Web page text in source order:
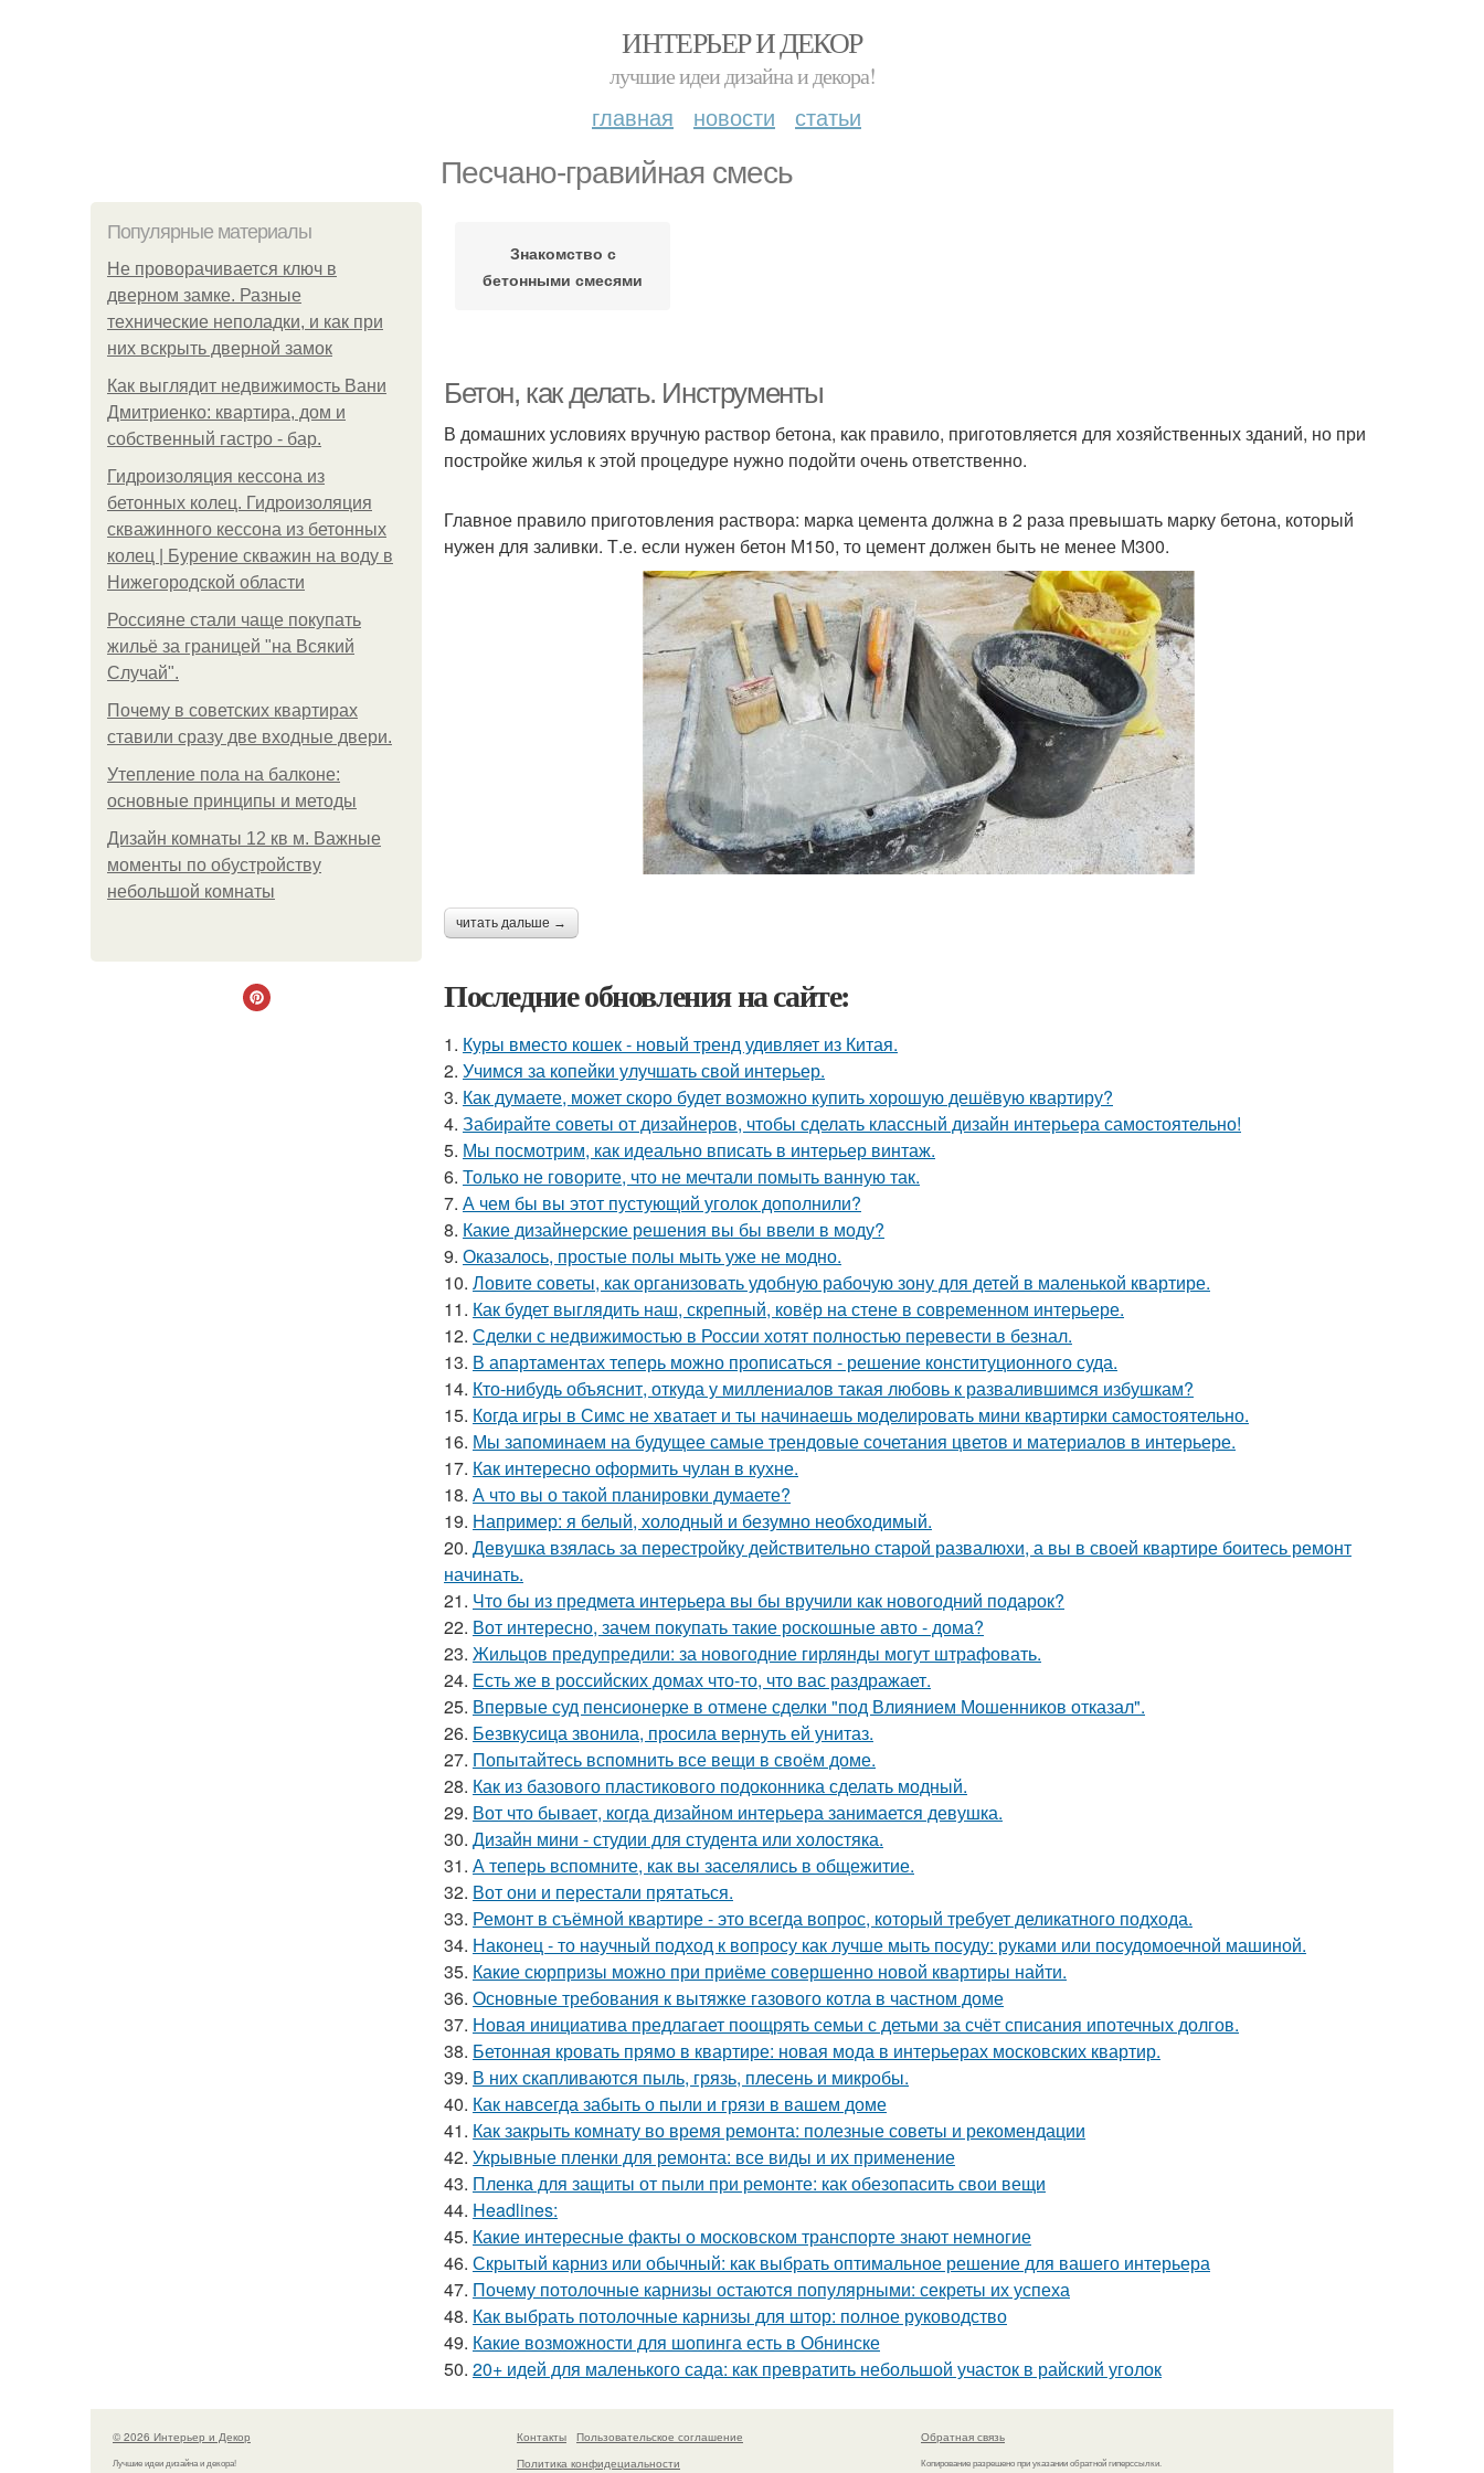
ИНТЕРЬЕР И ДЕКОР
лучшие идеи дизайна и декора!
главная новости статьи
Песчано-гравийная смесь
Популярные материалы
Не проворачивается ключ в
дверном замке. Разные
технические неполадки, и как при
них вскрыть дверной замок
Как выглядит недвижимость Вани
Дмитриенко: квартира, дом и
собственный гастро - бар.
Гидроизоляция кессона из
бетонных колец. Гидроизоляция
скважинного кессона из бетонных
колец | Бурение скважин на воду в
Нижегородской области
Россияне стали чаще покупать
жильё за границей "на Всякий
Случай".
Почему в советских квартирах
ставили сразу две входные двери.
Утепление пола на балконе:
основные принципы и методы
Дизайн комнаты 12 кв м. Важные
моменты по обустройству
небольшой комнаты
Знакомство с
бетонными смесями
Бетон, как делать. Инструменты
В домашних условиях вручную раствор бетона, как правило, приготовляется для хозяйственных зданий, но при
постройке жилья к этой процедуре нужно подойти очень ответственно.
Главное правило приготовления раствора: марка цемента должна в 2 раза превышать марку бетона, который
нужен для заливки. Т.е. если нужен бетон М150, то цемент должен быть не менее М300.
читать дальше →
Последние обновления на сайте:
1. Куры вместо кошек - новый тренд удивляет из Китая.
2. Учимся за копейки улучшать свой интерьер.
3. Как думаете, может скоро будет возможно купить хорошую дешёвую квартиру?
4. Забирайте советы от дизайнеров, чтобы сделать классный дизайн интерьера самостоятельно!
5. Мы посмотрим, как идеально вписать в интерьер винтаж.
6. Только не говорите, что не мечтали помыть ванную так.
7. А чем бы вы этот пустующий уголок дополнили?
8. Какие дизайнерские решения вы бы ввели в моду?
9. Оказалось, простые полы мыть уже не модно.
10. Ловите советы, как организовать удобную рабочую зону для детей в маленькой квартире.
11. Как будет выглядить наш, скрепный, ковёр на стене в современном интерьере.
12. Сделки с недвижимостью в России хотят полностью перевести в безнал.
13. В апартаментах теперь можно прописаться - решение конституционного суда.
14. Кто-нибудь объяснит, откуда у миллениалов такая любовь к развалившимся избушкам?
15. Когда игры в Симс не хватает и ты начинаешь моделировать мини квартирки самостоятельно.
16. Мы запоминаем на будущее самые трендовые сочетания цветов и материалов в интерьере.
17. Как интересно оформить чулан в кухне.
18. А что вы о такой планировки думаете?
19. Например: я белый, холодный и безумно необходимый.
20. Девушка взялась за перестройку действительно старой развалюхи, а вы в своей квартире боитесь ремонт
начинать.
21. Что бы из предмета интерьера вы бы вручили как новогодний подарок?
22. Вот интересно, зачем покупать такие роскошные авто - дома?
23. Жильцов предупредили: за новогодние гирлянды могут штрафовать.
24. Есть же в российских домах что-то, что вас раздражает.
25. Впервые суд пенсионерке в отмене сделки "под Влиянием Мошенников отказал".
26. Безвкусица звонила, просила вернуть ей унитаз.
27. Попытайтесь вспомнить все вещи в своём доме.
28. Как из базового пластикового подоконника сделать модный.
29. Вот что бывает, когда дизайном интерьера занимается девушка.
30. Дизайн мини - студии для студента или холостяка.
31. А теперь вспомните, как вы заселялись в общежитие.
32. Вот они и перестали прятаться.
33. Ремонт в съёмной квартире - это всегда вопрос, который требует деликатного подхода.
34. Наконец - то научный подход к вопросу как лучше мыть посуду: руками или посудомоечной машиной.
35. Какие сюрпризы можно при приёме совершенно новой квартиры найти.
36. Основные требования к вытяжке газового котла в частном доме
37. Новая инициатива предлагает поощрять семьи с детьми за счёт списания ипотечных долгов.
38. Бетонная кровать прямо в квартире: новая мода в интерьерах московских квартир.
39. В них скапливаются пыль, грязь, плесень и микробы.
40. Как навсегда забыть о пыли и грязи в вашем доме
41. Как закрыть комнату во время ремонта: полезные советы и рекомендации
42. Укрывные пленки для ремонта: все виды и их применение
43. Пленка для защиты от пыли при ремонте: как обезопасить свои вещи
44. Headlines:
45. Какие интересные факты о московском транспорте знают немногие
46. Скрытый карниз или обычный: как выбрать оптимальное решение для вашего интерьера
47. Почему потолочные карнизы остаются популярными: секреты их успеха
48. Как выбрать потолочные карнизы для штор: полное руководство
49. Какие возможности для шопинга есть в Обнинске
50. 20+ идей для маленького сада: как превратить небольшой участок в райский уголок
© 2026 Интерьер и Декор
Лучшие идеи дизайна и декора!
Контакты
Пользовательское соглашение
Политика конфидециальности
Обратная связь
Копирование разрешено при указании обратной гиперссылки.